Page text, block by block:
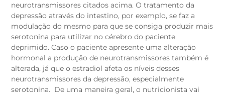
neurotransmissores citados acima. O tratamento da
depressão através do intestino, por exemplo, se faz a
modulação do mesmo para que se consiga produzir mais
serotonina para utilizar no cérebro do paciente
deprimido. Caso o paciente apresente uma alteração
hormonal a produção de neurotransmissores também é
alterada, já que o estradiol afeta os níveis desses
neurotransmissores da depressão, especialmente
serotonina. De uma maneira geral, o nutricionista vai